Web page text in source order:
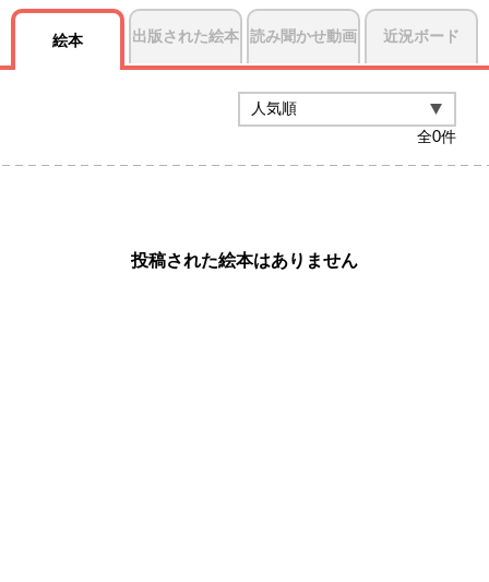
絵本 出版された絵本 読み聞かせ動画 近況ボード
全0件
投稿された絵本はありません